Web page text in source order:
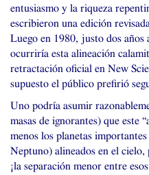
entusiasmo y la riqueza
escribieron una edición
Luego en 1980, justo dos años
ocurriría esta alineación
retractación oficial en New
supuesto el público prefirió
Uno podría asumir
masas de ignorantes) que este
menos los planetas
Neptuno) alineados en el cielo,
¡la separación menor entre